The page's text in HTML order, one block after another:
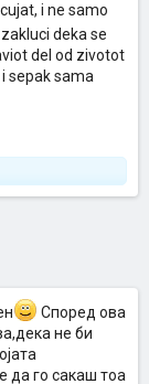
i ne samo
deka se
del od zivotot
sepak sama
Според ова
не би
да го сакаш тоа